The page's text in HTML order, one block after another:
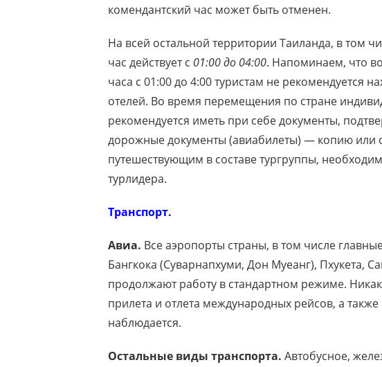
комендантский час может быть отменен.
На всей остальной территории Таиланда, в том
час действует с 01:00 до 04:00. Напоминаем, что
часа с 01:00 до 4:00 туристам не рекомендуется
отелей. Во время перемещения по стране
рекомендуется иметь при себе документы,
дорожные документы (авиабилеты) — копию или
путешествующим в составе тургруппы,
турлидера.
Транспорт.
Авиа. Все аэропорты страны, в том числе
Бангкока (Суварнапхуми, Дон Муеанг), Пхукета,
продолжают работу в стандартном режиме.
прилета и отлета международных рейсов, а также
наблюдается.
Остальные виды транспорта. Автобусное,